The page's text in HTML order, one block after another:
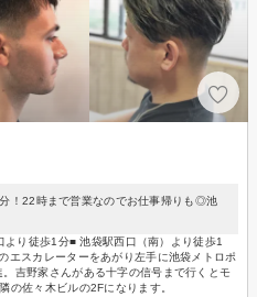
！22時まで営業なのでお仕事帰りも◎池
り徒歩1分■ 池袋駅西口（南）より徒歩1
エスカレーターをあがり左手に池袋メトロポ
吉野家さんがある十字の信号まで行くとモ
の佐々木ビルの2Fになります。